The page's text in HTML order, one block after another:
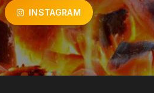
INSTAGRAM